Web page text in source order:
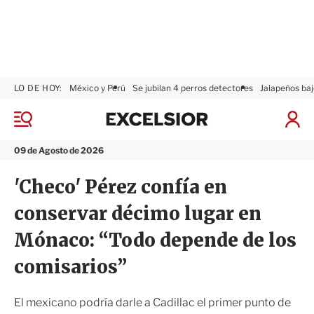
M
n
09 de Agosto de 2026
LO DE HOY: México y Perú Se jubilan 4 perros detectores Jalapeños
I
s
x
i
r
'Checo' Pérez confía en
conservar décimo lugar en
Mónaco: “Todo depende de los
comisarios”
El mexicano podría darle a Cadillac el primer punto de